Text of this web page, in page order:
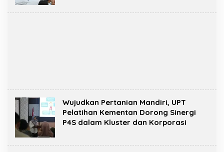
Wujudkan Pertanian Mandiri, UPT
Pelatihan Kementan Dorong Sinergi
P4S dalam Kluster dan Korporasi